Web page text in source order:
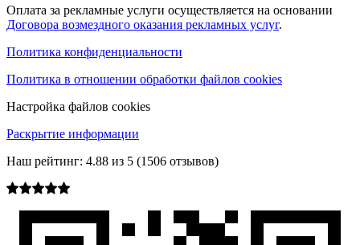
Оплата за рекламные услуги осуществляется на основании
Договора возмездного оказания рекламных услуг.
Политика конфиденциальности
Политика в отношении обработки файлов cookies
Настройка файлов cookies
Раскрытие информации
Наш рейтинг: 4.88 из 5 (1506 отзывов)